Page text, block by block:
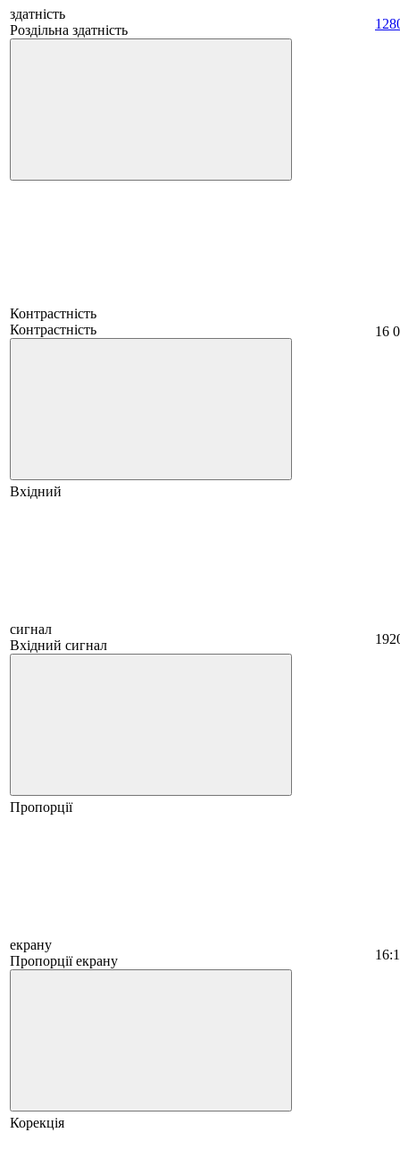
здатність
Роздільна здатність
Контрастність
Контрастність
16
Вхідний
сигнал
Вхідний сигнал
Пропорції
екрану
Пропорції екрану
Корекція